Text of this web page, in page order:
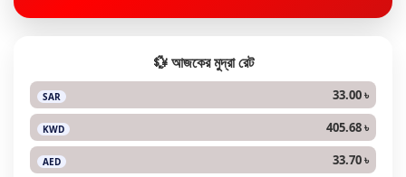
💱 আজকের মুদ্রা রেট
SAR 33.00 ৳
KWD 405.68 ৳
AED 33.70 ৳